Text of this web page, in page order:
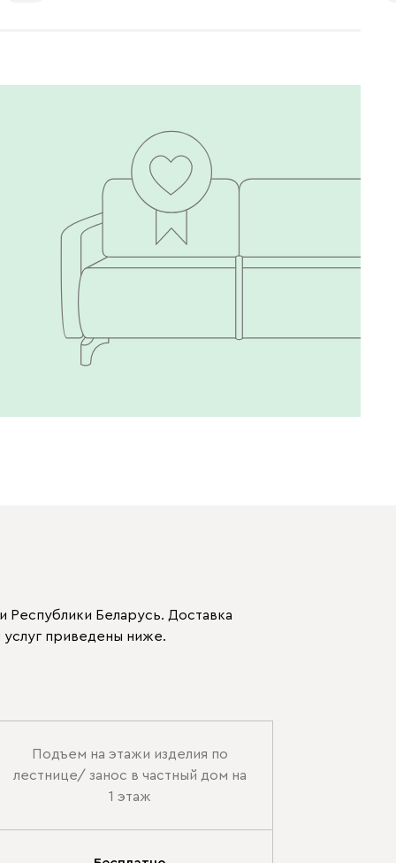
Беларусь. Доставка
услуг приведены ниже.
Подъем на этажи изделия по
лестнице/ занос в частный дом на
1 этаж